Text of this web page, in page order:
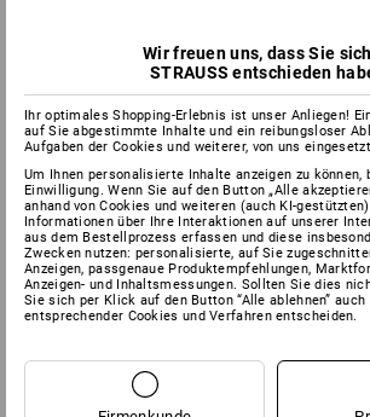
Siehe auch Thinsulate®.
Der aus dem Griechischen stammende
hydrophil/hydrophob bedeutet so viel wie
wasseranziehend bzw. wasserhassend,
HRO
Extreme Temperaturen – in manchen
Herausforderung. Für die Person, aber
Berufsbekleidung. Vor allem die Schuhe
eine Norm für Arbeitsschuhe. Mit HRO wird
dass ein Schuh widerstandsfähig bei
Wir freuen uns, dass Sie
STRAUSS entschieden
Ihr optimales Shopping-Erlebnis ist unser Anliegen!
auf Sie abgestimmte Inhalte und ein reibungsloser
Aufgaben der Cookies und weiterer, von uns
Um Ihnen personalisierte Inhalte anzeigen zu können,
Einwilligung. Wenn Sie auf den Button „Alle
anhand von Cookies und weiteren (auch KI-
Informationen über Ihre Interaktionen auf unserer
aus dem Bestellprozess erfassen und diese
Zwecken nutzen: personalisierte, auf Sie
Anzeigen, passgenaue Produktempfehlungen,
Anzeigen- und Inhaltsmessungen. Sollten Sie dies
Sie sich per Klick auf den Button “Alle ablehnen” auch
entsprechender Cookies und Verfahren entscheiden.